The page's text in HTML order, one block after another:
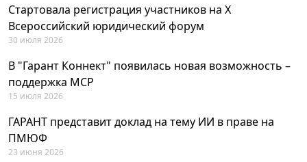
Стартовала регистрация участников на X
Всероссийский юридический форум
30 июля 2026
В "Гарант Коннект" появилась новая возможность –
поддержка MCP
15 июля 2026
ГАРАНТ представит доклад на тему ИИ в праве на
ПМЮФ
23 июня 2026